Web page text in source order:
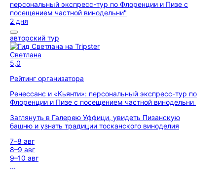
2 дня
авторский тур
Светлана
5,0
Рейтинг организатора
Ренессанс и «Кьянти»: персональный экспресс-тур по
Флоренции и Пизе с посещением частной винодельни
Заглянуть в Галерею Уффици, увидеть Пизанскую
башню и узнать традиции тосканского виноделия
7–8 авг
8–9 авг
9–10 авг
...